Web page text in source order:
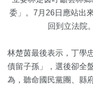
委」。7月26日應站出
回到立法院
林楚茵最後表示，丁學
債留子孫」，選後卻全
為，聽命國民黨團、縣